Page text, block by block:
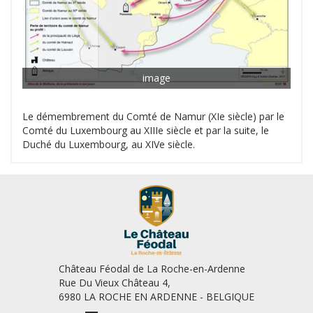
image
Le démembrement du Comté de Namur (XIe siècle) par le
Comté du Luxembourg au XIIIe siècle et par la suite, le
Duché du Luxembourg, au XIVe siècle.
Château Féodal de La Roche-en-Ardenne
Rue Du Vieux Château 4,
6980 LA ROCHE EN ARDENNE - BELGIQUE